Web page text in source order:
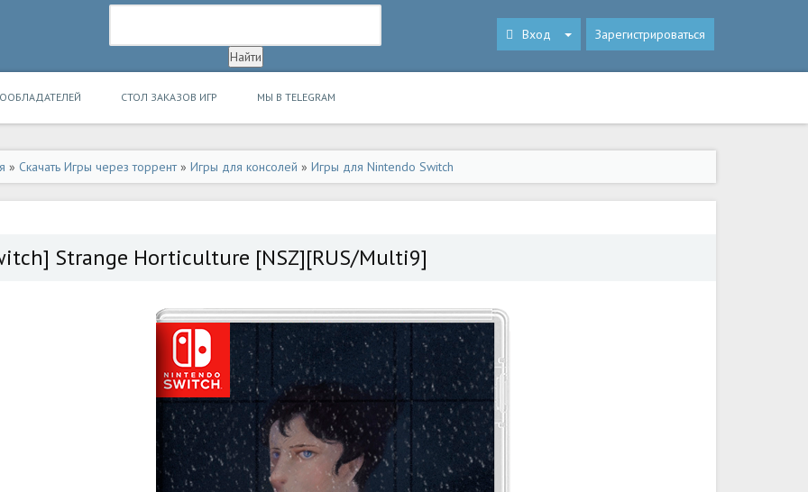
Вход Зарегистрироваться
СТОЛ ЗАКАЗОВ ИГР МЫ В TELEGRAM
» Скачать Игры через торрент» Игры для консолей » Игры для Nintendo Switch
Strange Horticulture [NSZ][RUS/Multi9]